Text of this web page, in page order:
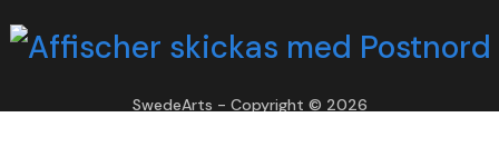
SwedeArts - Copyright © 2026